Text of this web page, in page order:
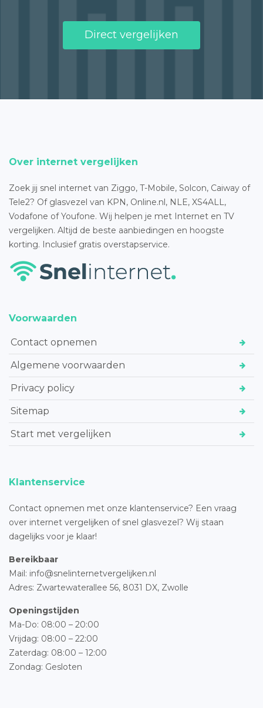
Direct vergelijken
Over internet vergelijken
Zoek jij snel internet van Ziggo, T-Mobile, Solcon, Caiway of
Tele2? Of glasvezel van KPN, Online.nl, NLE, XS4ALL,
Vodafone of Youfone. Wij helpen je met Internet en TV
vergelijken. Altijd de beste aanbiedingen en hoogste
korting. Inclusief gratis overstapservice.
Voorwaarden
Contact opnemen
Algemene voorwaarden
Privacy policy
Sitemap
Start met vergelijken
Klantenservice
Contact opnemen met onze klantenservice? Een vraag
over internet vergelijken of snel glasvezel? Wij staan
dagelijks voor je klaar!
Bereikbaar
Mail: info@snelinternetvergelijken.nl
Adres: Zwartewaterallee 56, 8031 DX, Zwolle
Openingstijden
Ma-Do: 08:00 – 20:00
Vrijdag: 08:00 – 22:00
Zaterdag: 08:00 – 12:00
Zondag: Gesloten